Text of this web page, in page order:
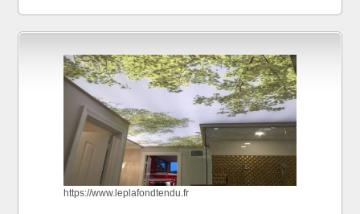
https://www.leplafondtendu.fr